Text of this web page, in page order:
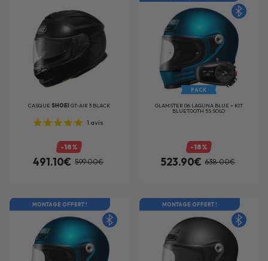
CASQUE SHOEIGT-AIR 3 BLACK
1 avis
-18%
491.10€ 599.00€
PACK
GLAMSTER 06 LAGUNA BLUE + KIT
BLUETOOTH 5S SOLO
-18%
523.90€ 638.00€
MONTAGE OFFERT ! MONTAGE OFFERT !